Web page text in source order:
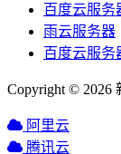
百度云服务
雨云服务器
百度云服务
Copyright © 2026
阿里云
腾讯云